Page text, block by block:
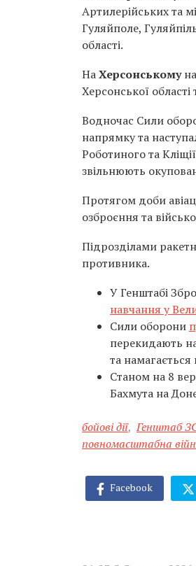
Артилерійських та
Гуляйполе,
області.
НаХерсонському
Херсонської
Водночас Сили
напрямку та
Роботиного та
звільнюють
Протягом доби
озброєння та
Підрозділами
противника.
У Генштабі
навчання у
Сили оборони
перекидають
та
Станом на 8
Бахмута на
бойові дії, Генштаб
повномасштабна
Facebook